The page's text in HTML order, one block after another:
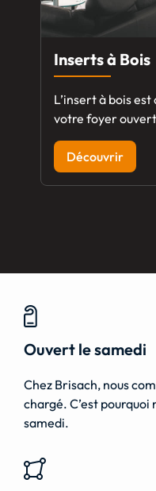
Inserts à Bois
L’insert à bois
votre foyer
Découvrir
Ouvert le samedi
Chez Brisach, nous
chargé. C’est pourquoi
samedi.